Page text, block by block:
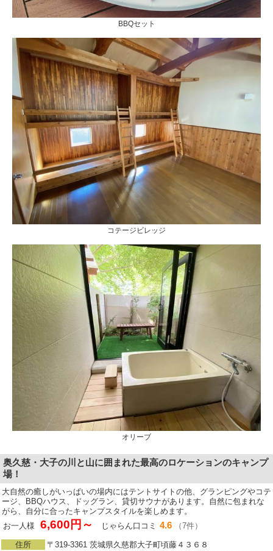
BBQセット
コテージビレッジ
オリーブ
奥久慈・大子の川と山に囲まれた最高のロケーションのキャンプ
場！
大自然の癒しがいっぱいの場内にはテントサイトの他、グランピングやコテ
ージ、BBQハウス、ドッグラン、貸切サウナがあります。自然に包まれな
がら、自分に合ったキャンプスタイルを楽しめます。
お一人様
6,600円～ じゃらん口コミ 4.6 （7件）
住所
〒319-3361 茨城県久慈郡大子町頃藤４３６８